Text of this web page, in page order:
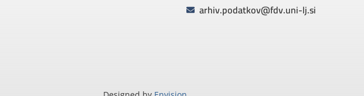
arhiv.podatkov@fdv.uni-lj.si